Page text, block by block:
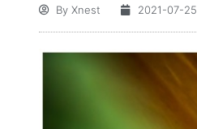
By Xnest 2021-07-25